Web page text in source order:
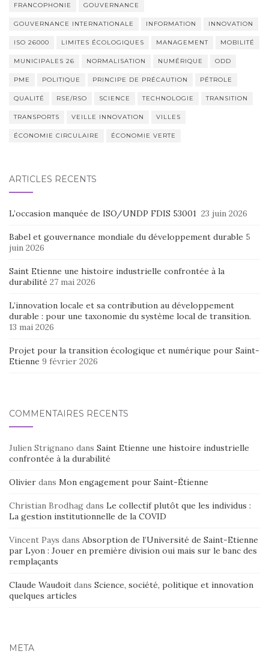
FRANCOPHONIE GOUVERNANCE
GOUVERNANCE INTERNATIONALE INFORMATION INNOVATION
ISO 26000 LIMITES ÉCOLOGIQUES MANAGEMENT MOBILITÉ
MUNICIPALES 26 NORMALISATION NUMÉRIQUE ODD
PME POLITIQUE PRINCIPE DE PRÉCAUTION PÉTROLE
QUALITÉ RSE/RSO SCIENCE TECHNOLOGIE TRANSITION
TRANSPORTS VEILLE INNOVATION VILLES
ÉCONOMIE CIRCULAIRE ÉCONOMIE VERTE
ARTICLES RÉCENTS
L’occasion manquée de ISO/UNDP FDIS 53001 23 juin 2026
Babel et gouvernance mondiale du développement durable 5
juin 2026
Saint Etienne une histoire industrielle confrontée à la
durabilité 27 mai 2026
L’innovation locale et sa contribution au développement
durable : pour une taxonomie du système local de transition.
13 mai 2026
Projet pour la transition écologique et numérique pour Saint-
Etienne 9 février 2026
COMMENTAIRES RÉCENTS
Julien Strignano dans Saint Etienne une histoire industrielle
confrontée à la durabilité
Olivier dans Mon engagement pour Saint-Étienne
Christian Brodhag dans Le collectif plutôt que les individus :
La gestion institutionnelle de la COVID
Vincent Pays dans Absorption de l’Université de Saint-Etienne
par Lyon : Jouer en première division oui mais sur le banc des
remplaçants
Claude Waudoit dans Science, société, politique et innovation
quelques articles
MÉTA